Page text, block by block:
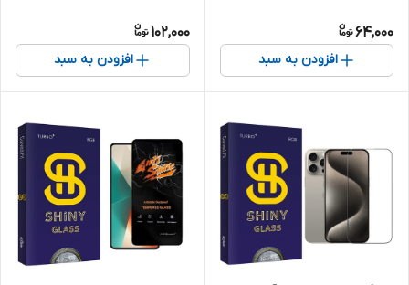
A05s
64,000
افزودن به سبد
سامسونگ Galaxy A12
102,000
افزودن به سبد